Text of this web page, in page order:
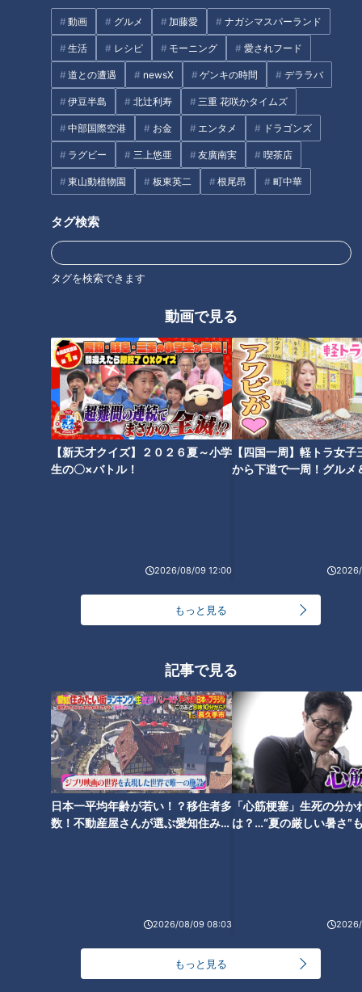
動画 グルメ 加藤愛 ナガシマスパーランド
生活 レシピ モーニング 愛されフード
道との遭遇 newsX ゲンキの時間 デララバ
伊豆半島 北辻利寿 三重 花咲かタイムズ
中部国際空港 お金 エンタメ ドラゴンズ
ラグビー 三上悠亜 友廣南実 喫茶店
東山動植物園 板東英二 根尾昂 町中華
タグ検索
タグを検索できます
動画で見る
【新天才クイズ】２０２６夏～小学
生の〇×バトル！
2026/08/09 12:00
【四国一周】軽トラ女子
から下道で一周！グルメ
もっと見る
記事で見る
日本一平均年齢が若い！？移住者多
数！不動産屋さんが選ぶ愛知住みた
2026/08/09 08:03
「心筋梗塞」生死の分か
は？…“夏の厳しい暑さ”
もっと見る
「飛騨高山」
味仙マニアが解説！ニンニクチ
ャーハン＋アサリ炒めのスープ
名古屋限定と気づいていない！
「海老おろし」は隠れ名古屋め
し～大竹敏之のシン・名古屋め
し
スガキヤの新業態！和風だしが
きいたふわトロたこ焼きが魅力
の「たこ寿」
フード『特製チャーハンふわと
ろ玉子のせ』をいただきます！
【チャント！】
タグ
グルメ エビフライ きしめん てしごと家
つ」は偶然生まれた？美味しく
食べられるこだわりの裏技
「コメダ」の知られざる秘密と
こだわりとは？